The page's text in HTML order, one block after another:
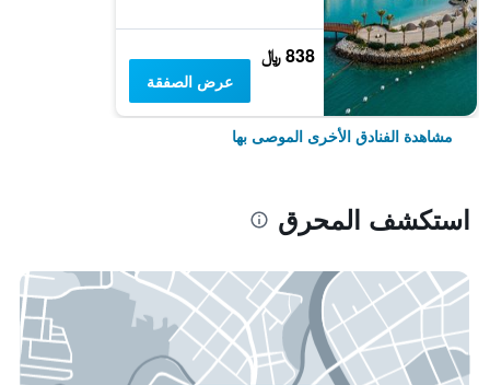
838 ﷼
عرض الصفقة
مشاهدة الفنادق الأخرى الموصى بها
استكشف المحرق